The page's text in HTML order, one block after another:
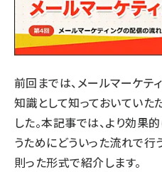
前回までは、メールマーケテ
知識として知っておいていた
した。本記事では、より効果
うためにどういった流れで行
則った形式で紹介します。